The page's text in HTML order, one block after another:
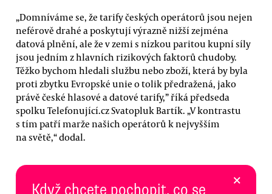
„Domníváme se, že tarify českých operátorů jsou nejen
neférově drahé a poskytují výrazně nižší zejména
datová plnění, ale že v zemi s nízkou paritou kupní síly
jsou jedním z hlavních rizikových faktorů chudoby.
Těžko bychom hledali službu nebo zboží, která by byla
proti zbytku Evropské unie o tolik předražená, jako
právě české hlasové a datové tarify,” říká předseda
spolku Telefonující.cz Svatopluk Bartík. „V kontrastu
s tím patří marže našich operátorů k nejvyšším
na světě,“ dodal.
Když chcete pochopit, co se
×